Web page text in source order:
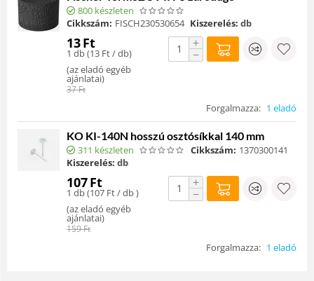
800 készleten
Cikkszám: FISCH230530654 Kiszerelés: db
13Ft
1 db (13 Ft/ db)
(az eladó egyéb
ajánlatai)
37Ft
+
−
Forgalmazza: 1 eladó
KO KI-140N hosszú osztósíkkal 140 mm
311 készleten Cikkszám: 1370300141
Kiszerelés: db
107Ft
1 db (107 Ft/ db )
(az eladó egyéb
ajánlatai)
159Ft
+
−
Forgalmazza: 1 eladó